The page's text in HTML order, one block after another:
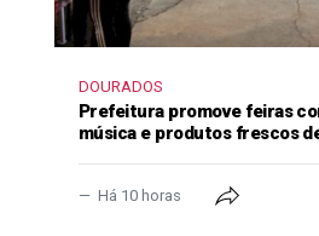
DOURADOS
Prefeitura promove feiras
música e produtos frescos
Há 10 horas